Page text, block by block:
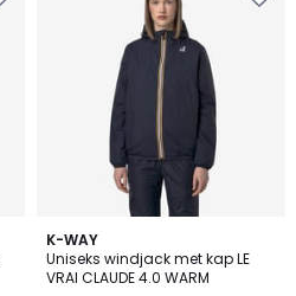
K-WAY
Uniseks windjack met kap LE
VRAI CLAUDE 4.0 WARM
5
/
5
3
Kleuren